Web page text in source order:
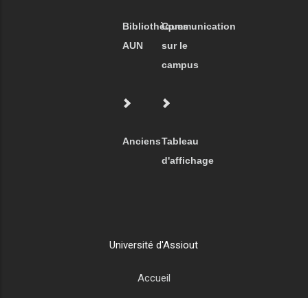
Bibliothèques
AUN
Communication
sur le
campus
AnciensTableau
d'affichage
Université d'Assiout
Accueil